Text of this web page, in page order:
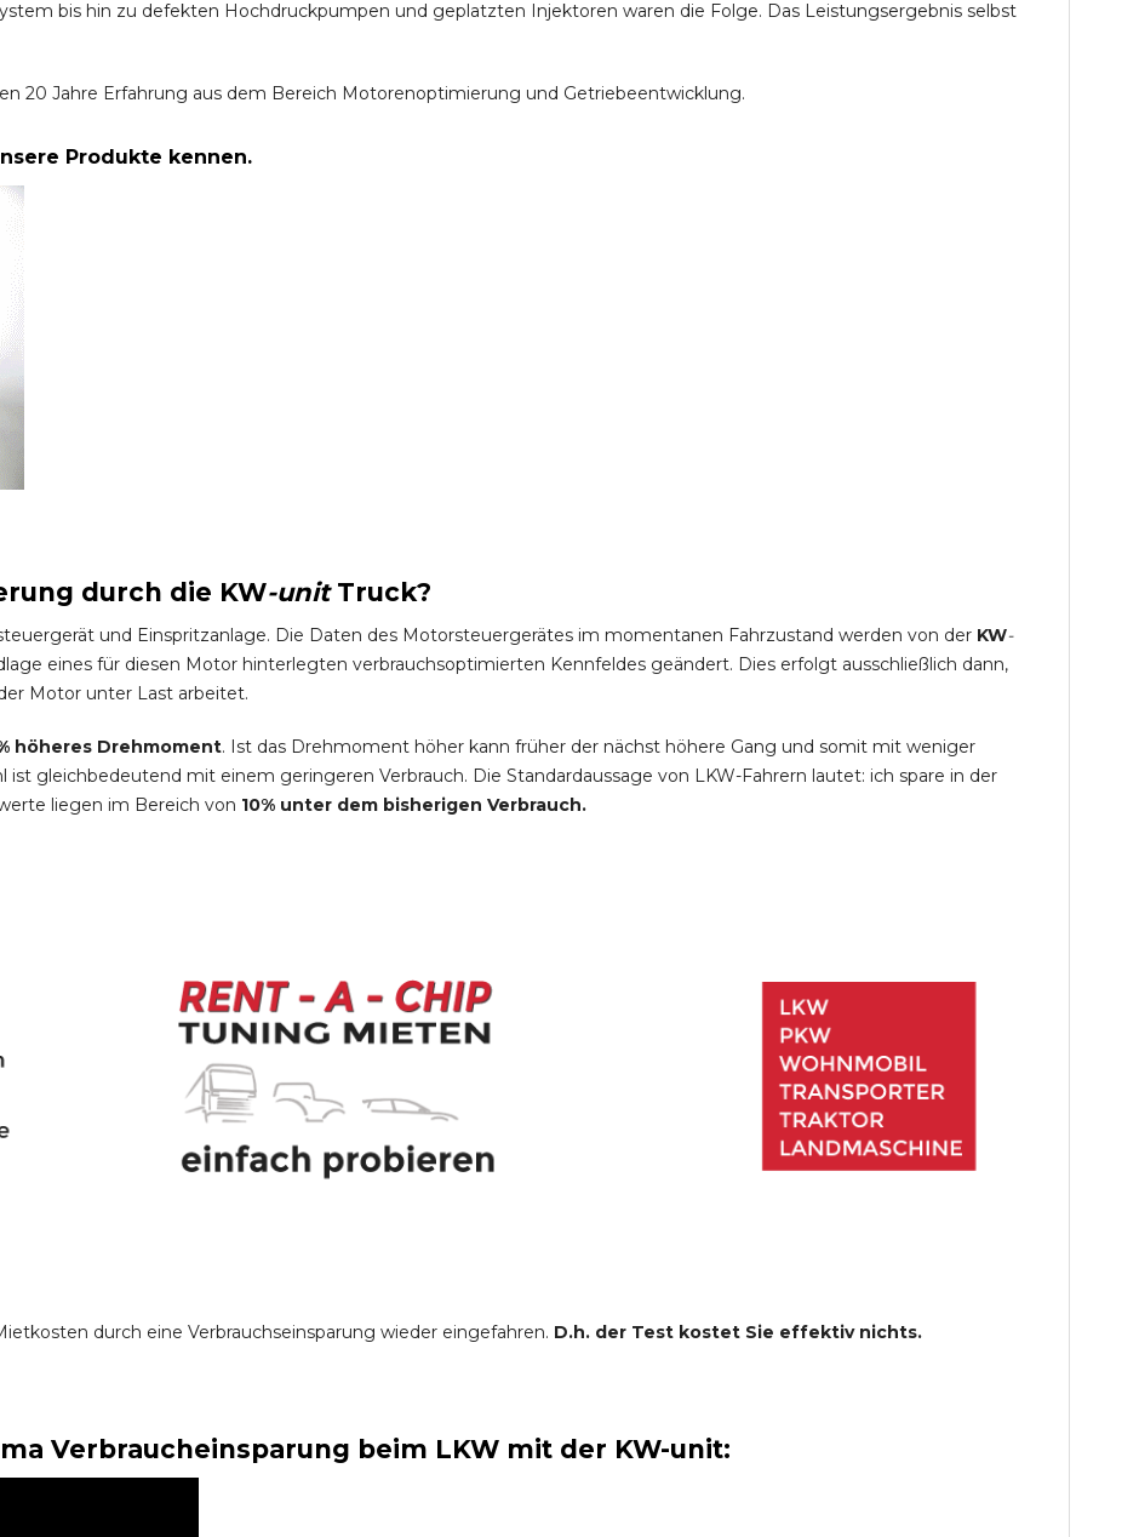
bis hin zu defekten Hochdruckpumpen und geplatzten Injektoren waren die Folge. Das Leistungsergebnis selbst
20 Jahre Erfahrung aus dem Bereich Motorenoptimierung und Getriebeentwicklung.
Produkte kennen.
durch die KW-unit Truck?
und Einspritzanlage. Die Daten des Motorsteuergerätes im momentanen Fahrzustand werden von der KW-
eines für diesen Motor hinterlegten verbrauchsoptimierten Kennfeldes geändert. Dies erfolgt ausschließlich dann,
Motor unter Last arbeitet.
höheres Drehmoment. Ist das Drehmoment höher kann früher der nächst höhere Gang und somit mit weniger
gleichbedeutend mit einem geringeren Verbrauch. Die Standardaussage von LKW-Fahrern lautet: ich spare in der
liegen im Bereich von 10% unter dem bisherigen Verbrauch.
durch eine Verbrauchseinsparung wieder eingefahren. D.h. der Test kostet Sie effektiv nichts.
Verbraucheinsparung beim LKW mit der KW-unit: